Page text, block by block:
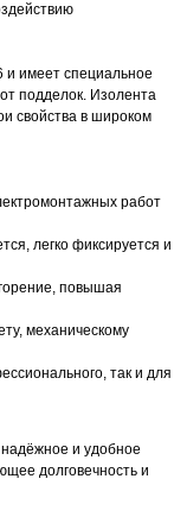
и имеет специальное
подделок. Изолента
свойства в широком
работ
легко фиксируется и
повышая
механическому
так и для
и удобное
долговечность и